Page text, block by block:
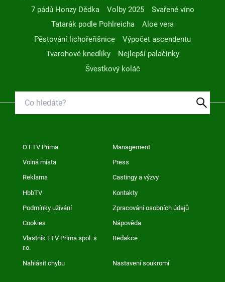
7 pádů Honzy Dědka
Volby 2025
Svařené víno
Tatarák podle Pohlreicha
Aloe vera
Pěstování lichořeřišnice
Výpočet ascendentu
Tvarohové knedlíky
Nejlepší palačinky
Švestkový koláč
O FTV Prima Management
Volná místa Press
Reklama Castingy a výzvy
HbbTV Kontakty
Podmínky užívání Zpracování osobních údajů
Cookies Nápověda
Vlastník FTV Prima spol. s
r.o.
Redakce
Nahlásit chybu Nastavení soukromí